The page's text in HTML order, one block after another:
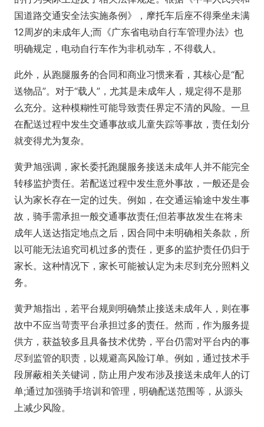
国道路交通安全法实施条例》，摩托车后座不得乘坐未满
12周岁的未成年人;而《广东省电动自行车管理办法》也
明确规定，电动自行车作为非机动车，不得载人。
此外，从跑腿服务的合同和商业习惯来看，其核心是“配
送物品”。对于“载人”，尤其是未成年人，规定得不是那
么充分。这种模糊性可能导致责任界定不清的风险。一旦
在配送过程中发生交通事故或儿童失踪等事故，责任划分
就变得尤为复杂。
黄尹旭强调，家长委托跑腿服务接送未成年人并不能完全
转移监护责任。若配送过程中发生意外事故，一般还是会
认为家长存在一定的过失。例如，在交通运输途中发生事
故，骑手需承担一般交通事故责任;但若事故发生在将未
成年人送达指定地点之后，因合同中未明确相关条款，所
以可能无法追究司机过多的责任，更多的监护责任仍归于
家长。这种情况下，家长可能被认定为未尽到充分照料义
务。
黄尹旭指出，若平台规则明确禁止接送未成年人，则在事
故中不应当苛责平台承担过多的责任。然而，作为服务提
供方，获益较多且具备技术优势，平台仍需对平台内的事
尽到监管的职责，以规避高风险订单。例如，通过技术手
段屏蔽相关关键词，防止用户发布涉及接送未成年人的订
单;通过加强骑手培训和管理，明确配送范围等，从源头
上减少风险。